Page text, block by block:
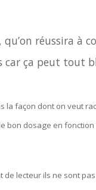
réussira à
car ça peut tout
façon dont on veut
dosage en
lecteur ils ne sont